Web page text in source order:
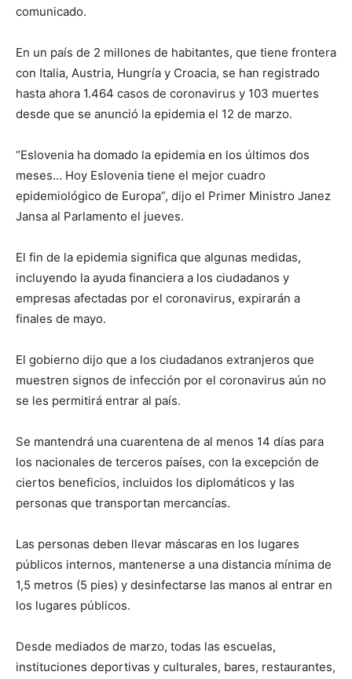
comunicado.
En un país de 2 millones de habitantes, que tiene frontera
con Italia, Austria, Hungría y Croacia, se han registrado
hasta ahora 1.464 casos de coronavirus y 103 muertes
desde que se anunció la epidemia el 12 de marzo.
“Eslovenia ha domado la epidemia en los últimos dos
meses… Hoy Eslovenia tiene el mejor cuadro
epidemiológico de Europa”, dijo el Primer Ministro Janez
Jansa al Parlamento el jueves.
El fin de la epidemia significa que algunas medidas,
incluyendo la ayuda financiera a los ciudadanos y
empresas afectadas por el coronavirus, expirarán a
finales de mayo.
El gobierno dijo que a los ciudadanos extranjeros que
muestren signos de infección por el coronavirus aún no
se les permitirá entrar al país.
Se mantendrá una cuarentena de al menos 14 días para
los nacionales de terceros países, con la excepción de
ciertos beneficios, incluidos los diplomáticos y las
personas que transportan mercancías.
Las personas deben llevar máscaras en los lugares
públicos internos, mantenerse a una distancia mínima de
1,5 metros (5 pies) y desinfectarse las manos al entrar en
los lugares públicos.
Desde mediados de marzo, todas las escuelas,
instituciones deportivas y culturales, bares, restaurantes,